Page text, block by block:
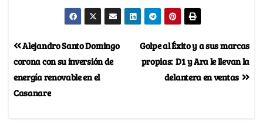
Golpe al Éxito y a sus marcas
propias: D1 y Ara le llevan la
delantera en ventas
Alejandro Santo Domingo
corona con su inversión de
energía renovable en el
Casanare